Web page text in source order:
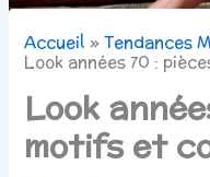
Accueil
Tendances
Look années 70 :
Look
motifs et